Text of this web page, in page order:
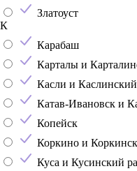
Златоуст
К
Карабаш
Карталы и
Касли и
Катав-Ивановск и
Копейск
Коркино и
Куса и Кусинский